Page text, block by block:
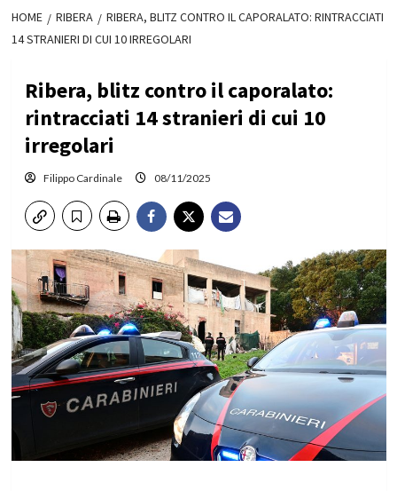
HOME RIBERA
RIBERA, BLITZ CONTRO IL CAPORALATO: RINTRACCIATI
14 STRANIERI DI CUI 10 IRREGOLARI
Ribera, blitz contro il caporalato:
rintracciati 14 stranieri di cui 10
irregolari
Filippo Cardinale 08/11/2025